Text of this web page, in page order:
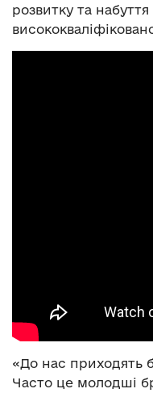
розвитку та
«До нас приходять
Часто це молодші